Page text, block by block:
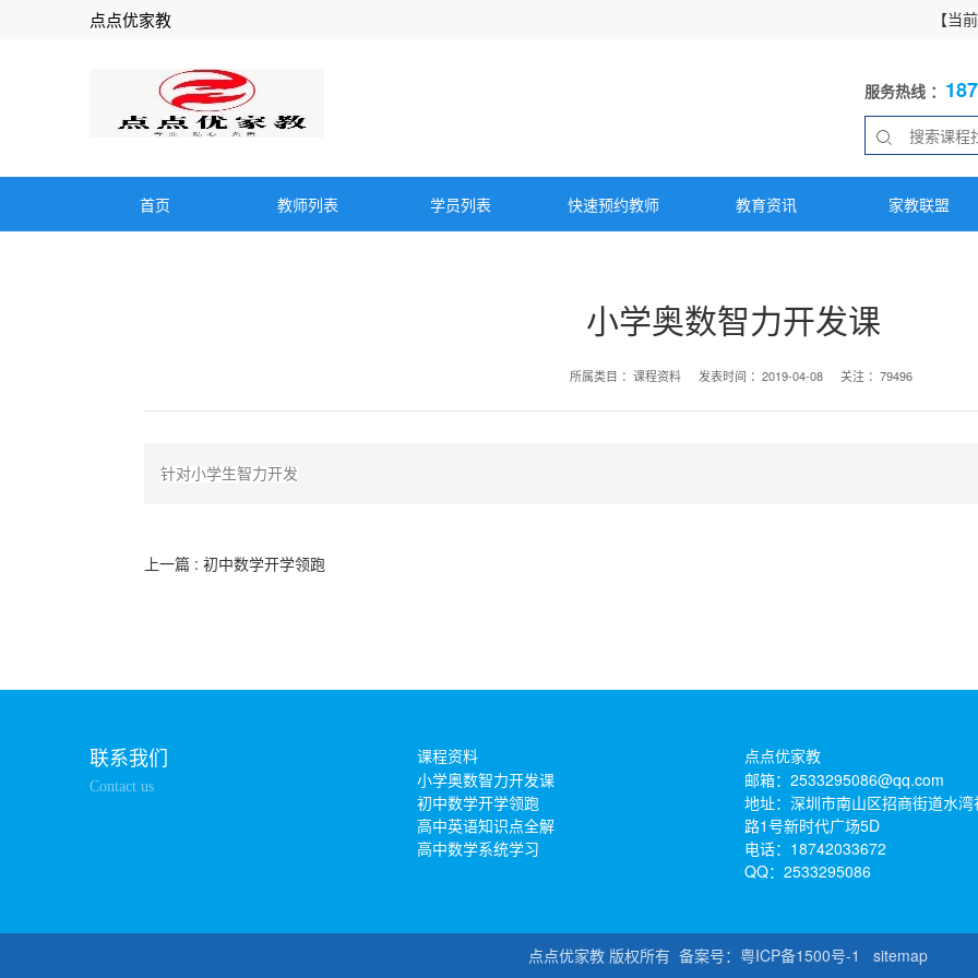
点点优家教 【当
服务热线 ：
首页 教师列表 学员列表 快速预约教师 教育资讯 家教联盟
小学奥数智力开发课
所属类目 ： 课程资料 发表时间 ： 2019-04-08 关注 ： 79496
针对小学生智力开发
上一篇 : 初中数学开学领跑
联系我们
Contact us
课程资料
小学奥数智力开发课
初中数学开学领跑
高中英语知识点全解
高中数学系统学习
点点优家教
邮箱：2533295086@qq.com
地址：深圳市南山区招商街道水
路1号新时代广场5D
电话：18742033672
QQ：2533295086
点点优家教 版权所有 备案号： 粤ICP备1500号-1 sitemap